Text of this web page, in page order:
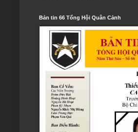
Bản tin 66 Tổng Hội Quân Cảnh